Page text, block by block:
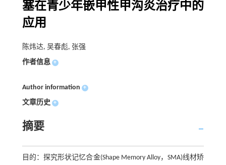
塞在青少年嵌甲性甲沟炎治疗中的
应用
陈炜达, 吴春彪, 张强
作者信息 +
Author information +
文章历史 +
摘要
目的：探究形状记忆合金(Shape Memory Alloy，SMA)线材矫